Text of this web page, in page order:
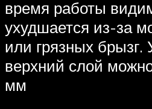
время работы
ухудшается из-за
или грязных брызг.
верхний слой
мм